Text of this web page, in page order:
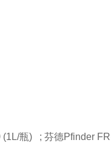
瓶) ; 芬德Pfinder